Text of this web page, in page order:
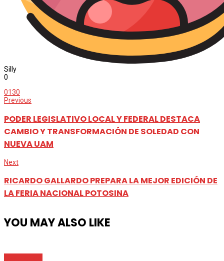
Silly
0
0130
Previous
PODER LEGISLATIVO LOCAL Y FEDERAL DESTACA
CAMBIO Y TRANSFORMACIÓN DE SOLEDAD CON
NUEVA UAM
Next
RICARDO GALLARDO PREPARA LA MEJOR EDICIÓN DE
LA FERIA NACIONAL POTOSINA
YOU MAY ALSO LIKE